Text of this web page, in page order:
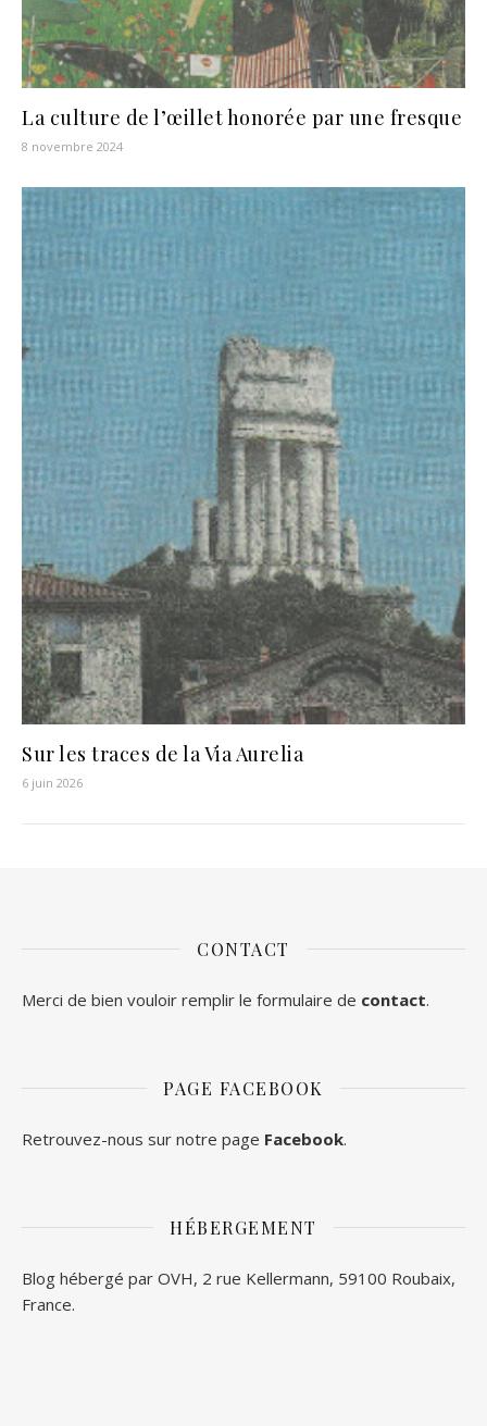
La culture de l’œillet honorée par une fresque
8 novembre 2024
Sur les traces de la Via Aurelia
6 juin 2026
CONTACT
Merci de bien vouloir remplir le formulaire de contact.
PAGE FACEBOOK
Retrouvez-nous sur notre page Facebook.
HÉBERGEMENT
Blog hébergé par OVH, 2 rue Kellermann, 59100 Roubaix,
France.